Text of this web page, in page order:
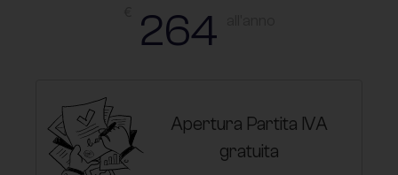
264
Apertura Partita IVA
gratuita